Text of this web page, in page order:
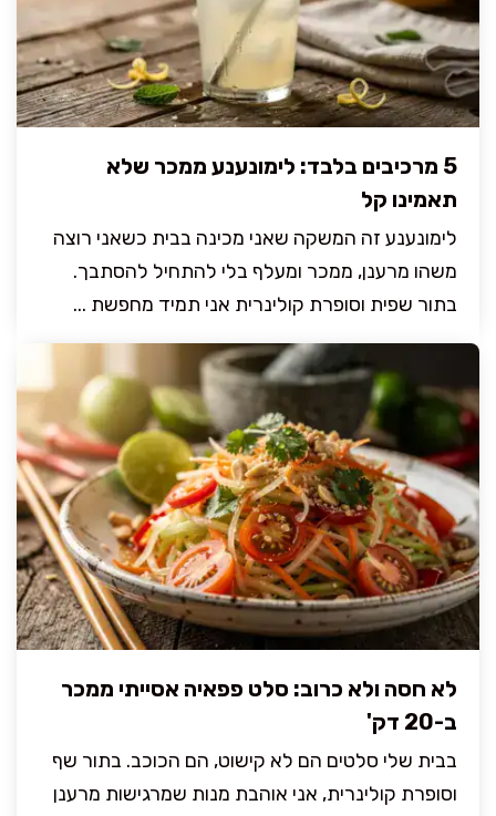
5 מרכיבים בלבד: לימונענע ממכר שלא
תאמינו קל
לימונענע זה המשקה שאני מכינה בבית כשאני רוצה
משהו מרענן, ממכר ומעלף בלי להתחיל להסתבך.
בתור שפית וסופרת קולינרית אני תמיד מחפשת ...
לא חסה ולא כרוב: סלט פפאיה אסייתי ממכר
ב-20 דק'
בבית שלי סלטים הם לא קישוט, הם הכוכב. בתור שף
וסופרת קולינרית, אני אוהבת מנות שמרגישות מרענן